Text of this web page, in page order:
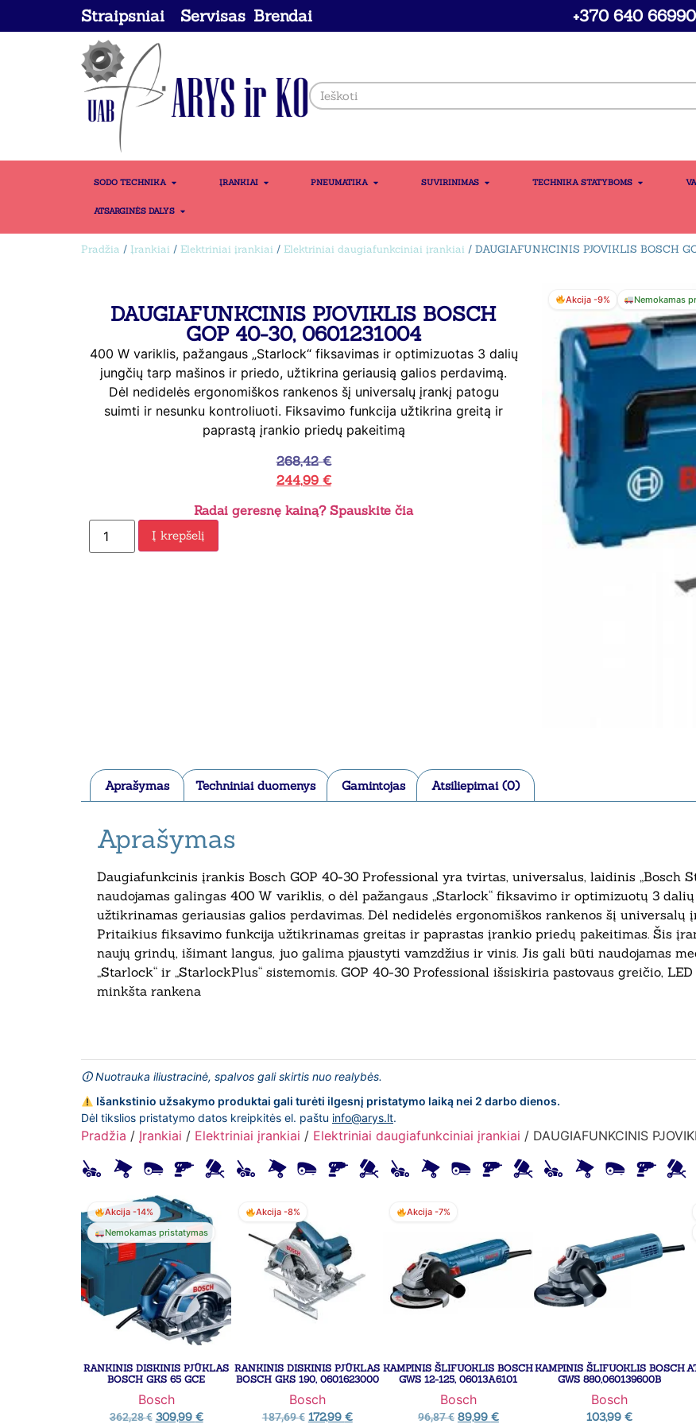
Straipsniai Servisas Brendai +370 640
SODO TECHNIKA ĮRANKIAI PNEUMATIKA SUVIRINIMAS TECHNIKA STATYBOMS
ATSARGINĖS DALYS
Pradžia / Įrankiai / Elektriniai įrankiai / Elektriniai daugiafunkciniai įrankiai / DAUGIAFUNKCINIS PJOVIKLIS BOSCH
DAUGIAFUNKCINIS PJOVIKLIS BOSCH
GOP 40-30, 0601231004
400 W variklis, pažangaus „Starlock“ fiksavimas ir optimizuotas 3 dalių
jungčių tarp mašinos ir priedo, užtikrina geriausią galios perdavimą.
Dėl nedidelės ergonomiškos rankenos šį universalų įrankį patogu
suimti ir nesunku kontroliuoti. Fiksavimo funkcija užtikrina greitą ir
paprastą įrankio priedų pakeitimą
268,42€
244,99 €
Radai geresnę kainą? Spauskite čia
Į krepšelį
Akcija -9% Nemokamas
Aprašymas Techniniai duomenys Gamintojas Atsiliepimai (0)
Aprašymas
Daugiafunkcinis įrankis Bosch GOP 40-30 Professional yra tvirtas, universalus, laidinis „Bosch
naudojamas galingas 400 W variklis, o dėl pažangaus „Starlock“ fiksavimo ir optimizuotų 3
užtikrinamas geriausias galios perdavimas. Dėl nedidelės ergonomiškos rankenos šį
Pritaikius fiksavimo funkcija užtikrinamas greitas ir paprastas įrankio priedų pakeitimas. Šis
naujų grindų, išimant langus, juo galima pjaustyti vamzdžius ir vinis. Jis gali būti naudojamas
„Starlock“ ir „StarlockPlus“ sistemomis. GOP 40-30 Professional išsiskiria pastovaus greičio,
minkšta rankena
🛈 Nuotrauka iliustracinė, spalvos gali skirtis nuo realybės.
Išankstinio užsakymo produktai gali turėti ilgesnį pristatymo laiką nei 2 darbo dienos.
Dėl tikslios pristatymo datos kreipkitės el. paštu info@arys.lt.
Pradžia / Įrankiai / Elektriniai įrankiai / Elektriniai daugiafunkciniai įrankiai / DAUGIAFUNKCINIS
Akcija -14%
Nemokamas pristatymas
RANKINIS DISKINIS PJŪKLAS
BOSCH GKS 65 GCE
Bosch
362,28€ 309,99 €
Akcija -8%
RANKINIS DISKINIS PJŪKLAS
BOSCH GKS 190, 0601623000
Bosch
187,69€ 172,99 €
Akcija -7%
KAMPINIS ŠLIFUOKLIS BOSCH
GWS 12-125, 06013A6101
Bosch
96,87€ 89,99 €
KAMPINIS ŠLIFUOKLIS BOSCH
GWS 880,060139600B
Bosch
103,99€